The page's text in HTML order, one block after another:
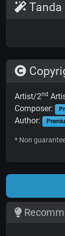
Artist/2nd
Composer:
Author:
* Non